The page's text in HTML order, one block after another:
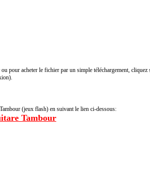
pour acheter le fichier par un simple téléchargement,
(jeux flash) en suivant le lien ci-dessous:
Tambour